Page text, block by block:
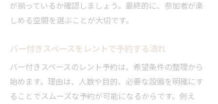
が揃っているか確認しましょう。最終的に、参加者が楽
しめる空間を選ぶことが大切です。
バー付きスペースをレントで予約する流れ
バー付きスペースのレント予約は、希望条件の整理から
始めます。理由は、人数や目的、必要な設備を明確にす
ることでスムーズな予約が可能になるからです。例え